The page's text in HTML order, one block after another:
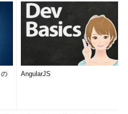
ータに入社後、PostgresForestや
支援に携わり、今はHinemosのク
の
AngularJS